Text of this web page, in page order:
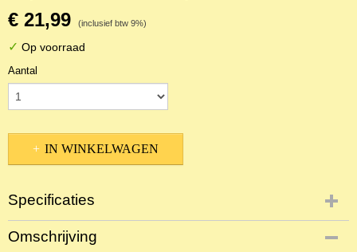
€ 21,99 (inclusief btw 9%)
✓ Op voorraad
Aantal
IN WINKELWAGEN
Specificaties
Productcode
NBLOr-23856
Omschrijving